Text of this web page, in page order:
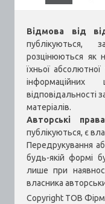
Відмова від
публікуються,
розцінюються як
їхньої
відповідальності
матеріалів.
Авторські
публікуються, є
Передрукування
будь-якій формі
лише при
власника
Copyright ТОВ